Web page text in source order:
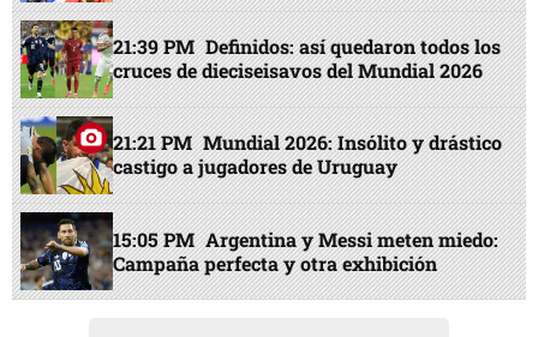
21:39 PM Definidos: así quedaron todos los
cruces de dieciseisavos del Mundial 2026
21:21 PM Mundial 2026: Insólito y drástico
castigo a jugadores de Uruguay
15:05 PM Argentina y Messi meten miedo:
Campaña perfecta y otra exhibición